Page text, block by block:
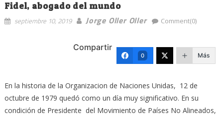
Fidel, abogado del mundo
septiembre 10, 2019 Jorge Oller Oller Comment(0)
Compartir
0 Más
En la historia de la Organizacion de Naciones Unidas, 12 de
octubre de 1979 quedó como un día muy significativo. En su
condición de Presidente del Movimiento de Países No Alineados,